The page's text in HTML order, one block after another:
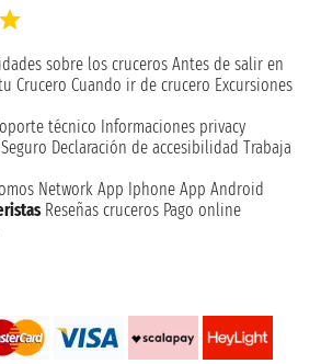
sobre los cruceros Antes de salir en
Crucero Cuando ir de crucero Excursiones
técnico Informaciones privacy
Seguro Declaración de accesibilidad Trabaja
Network App Iphone App Android
Reseñas cruceros Pago online